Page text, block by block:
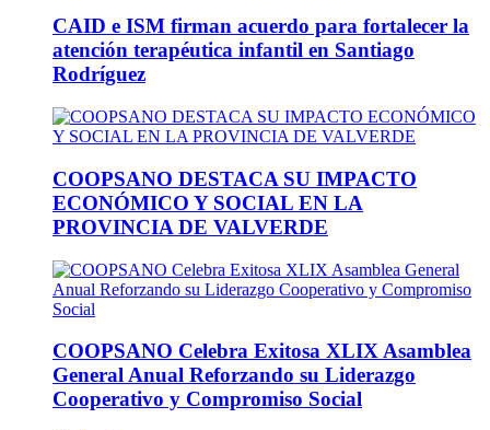
CAID e ISM firman acuerdo para fortalecer la
atención terapéutica infantil en Santiago
Rodríguez
COOPSANO DESTACA SU IMPACTO
ECONÓMICO Y SOCIAL EN LA
PROVINCIA DE VALVERDE
COOPSANO Celebra Exitosa XLIX Asamblea
General Anual Reforzando su Liderazgo
Cooperativo y Compromiso Social